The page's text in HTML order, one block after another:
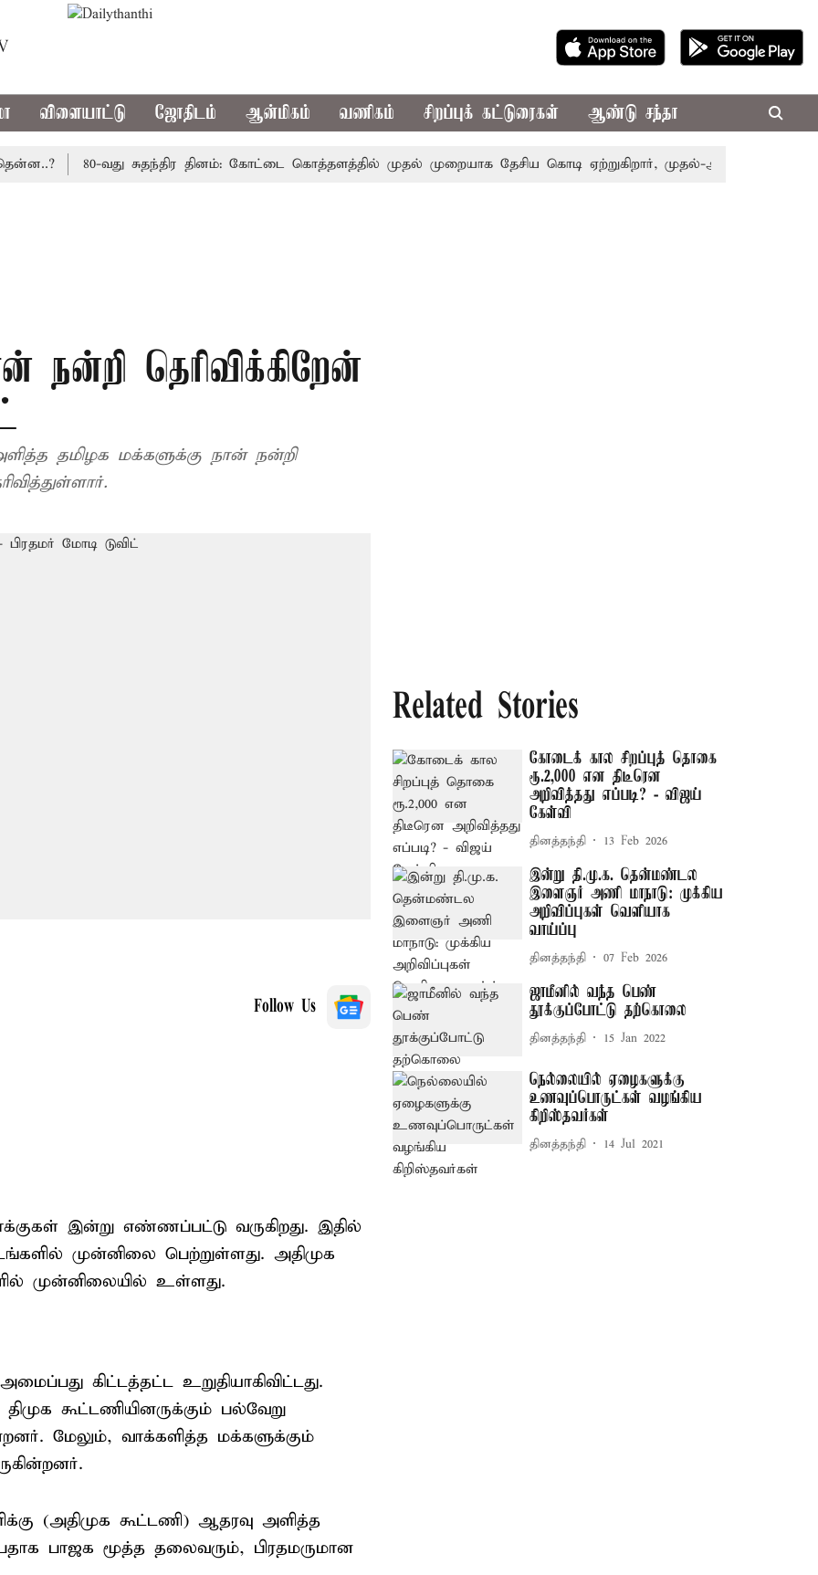
விளையாட்டு ஜோதிடம் ஆன்மிகம் வணிகம் சிறப்புக் கட்டுரைகள் ஆண்டு சந்தா
80-வது சுதந்திர தினம்: கோட்டை கொத்தளத்தில் முதல் முறையாக தேசிய கொடி ஏற்றுகிறார், முதல்-அமைச்சர் விஜய்!
நன்றி தெரிவிக்கிறேன்
தமிழக மக்களுக்கு நான் நன்றி
Follow Us
இன்று எண்ணப்பட்டு வருகிறது. இதில்
முன்னிலை பெற்றுள்ளது. அதிமுக
முன்னிலையில் உள்ளது.
கிட்டத்தட்ட உறுதியாகிவிட்டது.
கூட்டணியினருக்கும் பல்வேறு
மேலும், வாக்களித்த மக்களுக்கும்
(அதிமுக கூட்டணி) ஆதரவு அளித்த
பாஜக மூத்த தலைவரும், பிரதமருமான
Related Stories
கோடைக் கால சிறப்புத் தொகை
ரூ.2,000 என திடீரென
அறிவித்தது எப்படி? - விஜய்
கேள்வி
தினத்தந்தி 13 Feb 2026
இன்று தி.மு.க. தென்மண்டல
இளைஞர் அணி மாநாடு: முக்கிய
அறிவிப்புகள் வெளியாக
வாய்ப்பு
தினத்தந்தி 07 Feb 2026
ஜாமீனில் வந்த பெண்
தூக்குப்போட்டு தற்கொலை
தினத்தந்தி 15 Jan 2022
நெல்லையில் ஏழைகளுக்கு
உணவுப்பொருட்கள் வழங்கிய
கிறிஸ்தவர்கள்
தினத்தந்தி 14 Jul 2021